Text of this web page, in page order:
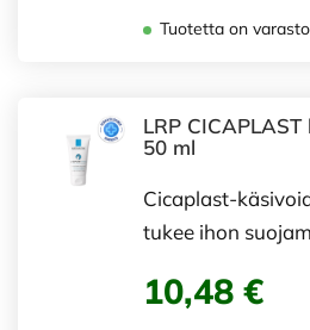
Tuotetta on
LRP
50 ml
Cicaplast-
tukee ihon
10,48 €